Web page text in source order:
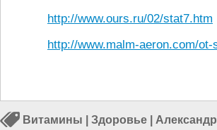
http://www.ours.ru/02/stat7.htm
http://www.malm-aeron.com/ot-
Витамины Здоровье